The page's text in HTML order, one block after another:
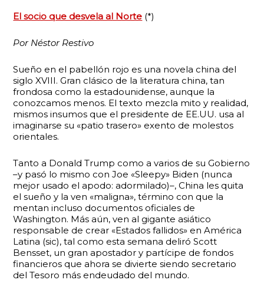
El socio que desvela al Norte (*)
Por Néstor Restivo
Sueño en el pabellón rojo es una novela china del
siglo XVIII. Gran clásico de la literatura china, tan
frondosa como la estadounidense, aunque la
conozcamos menos. El texto mezcla mito y realidad,
mismos insumos que el presidente de EE.UU. usa al
imaginarse su «patio trasero» exento de molestos
orientales.
Tanto a Donald Trump como a varios de su Gobierno
–y pasó lo mismo con Joe «Sleepy» Biden (nunca
mejor usado el apodo: adormilado)–, China les quita
el sueño y la ven «maligna», término con que la
mentan incluso documentos oficiales de
Washington. Más aún, ven al gigante asiático
responsable de crear «Estados fallidos» en América
Latina (sic), tal como esta semana deliró Scott
Bensset, un gran apostador y partícipe de fondos
financieros que ahora se divierte siendo secretario
del Tesoro más endeudado del mundo.